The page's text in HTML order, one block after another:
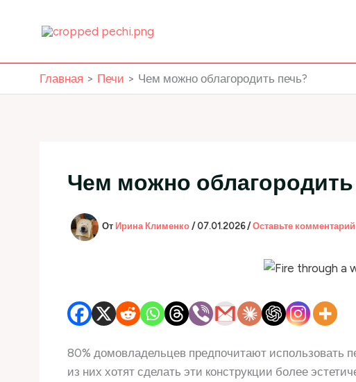
Главная Печи Чем можно облагородить печь?
Чем можно облагородить
От Ирина Клименко / 07.01.2026/ Оставьте комментарий
80% домовладельцев предпочитают использовать
из них хотят сделать эти конструкции более